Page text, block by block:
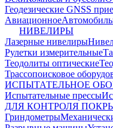
Геодезические GNSS
Авиационное
НИВЕЛИРЫ
Лазерные нивелиры
Рулетки измерительные
Теодолиты оптические
Трассопоисковое
ИСПЫТАТЕЛЬНОЕ
Испытательные прессы
ДЛЯ КОНТРОЛЯ
Гриндометры